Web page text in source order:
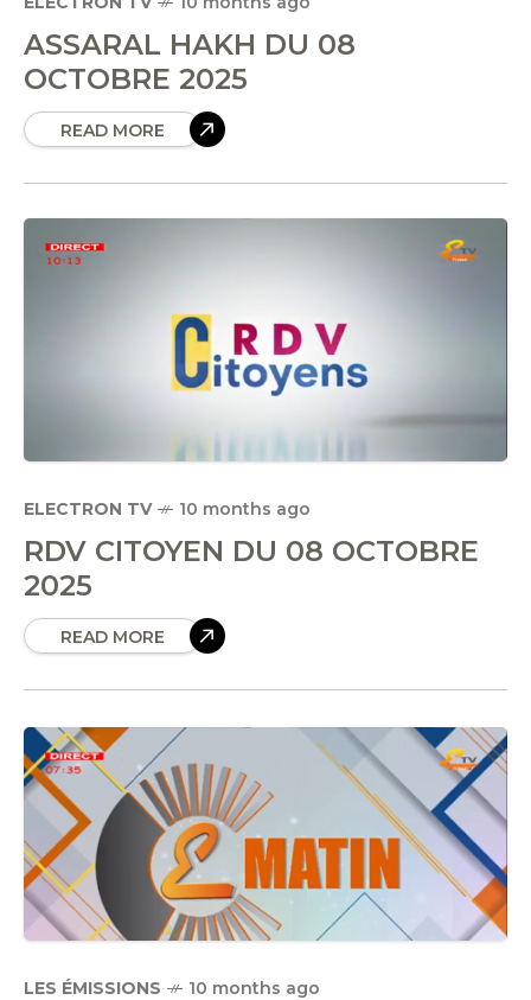
ASSARAL HAKH DU 08
OCTOBRE 2025
READ MORE
ELECTRON TV 10 months ago
RDV CITOYEN DU 08 OCTOBRE
2025
READ MORE
LES ÉMISSIONS 10 months ago